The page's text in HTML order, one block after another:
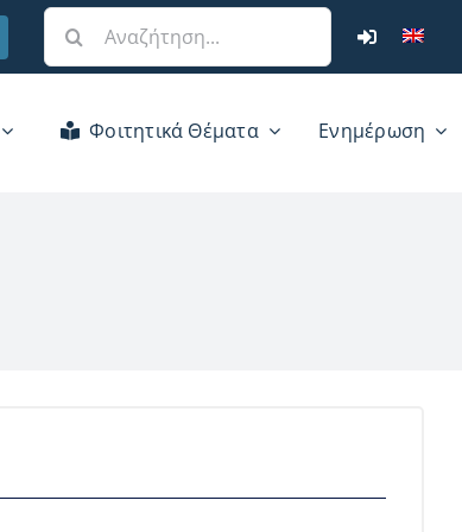
Αναζήτηση
για:
Φοιτητικά Θέματα Ενημέρωση